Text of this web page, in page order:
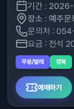
기간 :
장소 : 예주문
문의처 :
요금 : 전석
무용/발레 경북
예매하기